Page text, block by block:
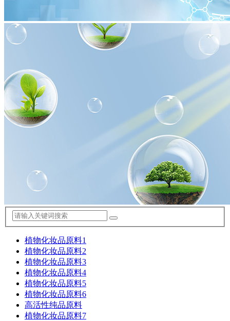
植物化妆品原料1
植物化妆品原料2
植物化妆品原料3
植物化妆品原料4
植物化妆品原料5
植物化妆品原料6
高活性纯品原料
植物化妆品原料7